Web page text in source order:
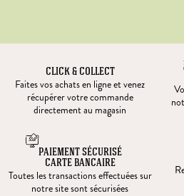
CLICK & COLLECT
Faites vos achats en ligne et venez
récupérer votre commande
directement au magasin
PAIEMENT SÉCURISÉ
CARTE BANCAIRE
Toutes les transactions effectuées sur
notre site sont sécurisées